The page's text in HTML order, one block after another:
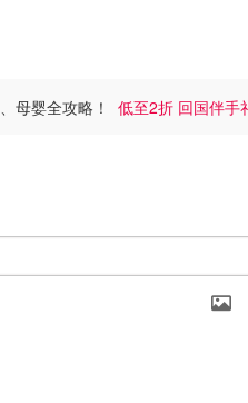
母婴全攻略！ 低至2折 回国伴手